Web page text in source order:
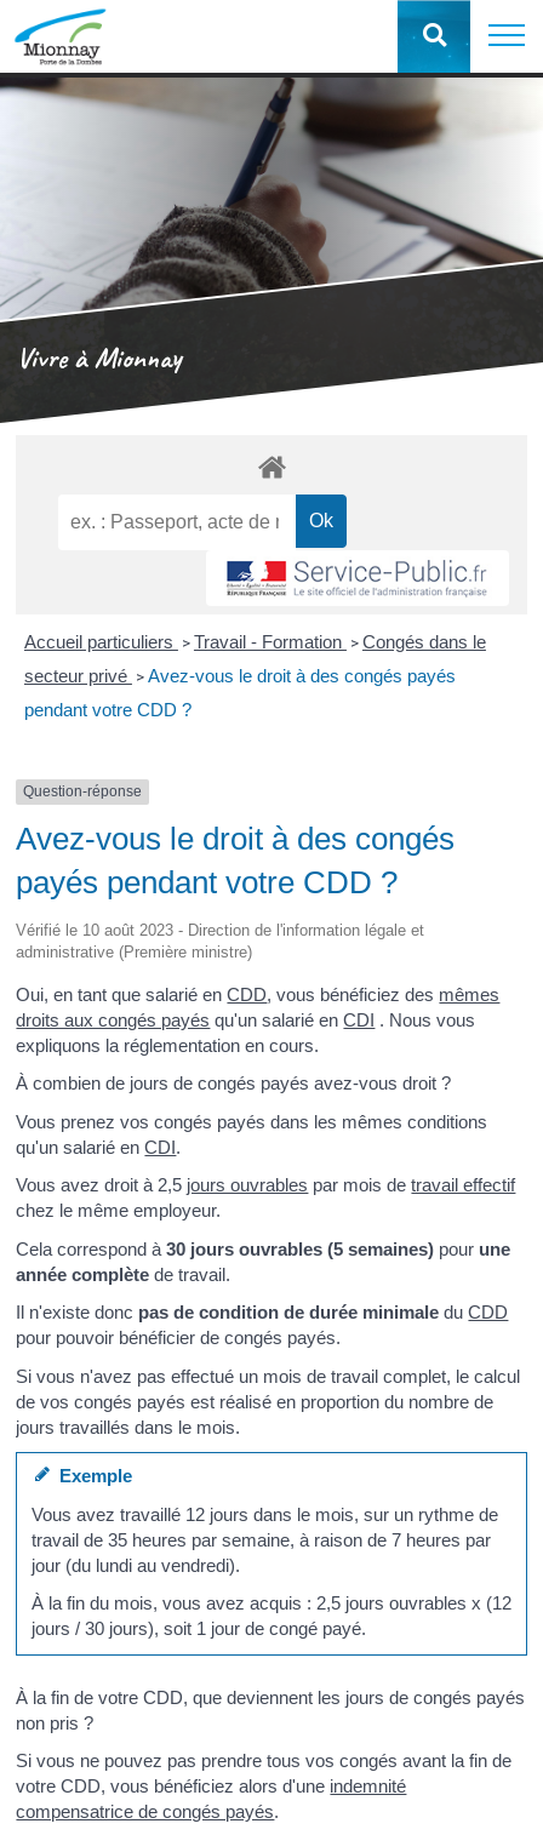
Vivre à Mionnay
Accueil particuliers > Travail - Formation > Congés dans le
secteur privé > Avez-vous le droit à des congés payés
pendant votre CDD ?
Question-réponse
Avez-vous le droit à des congés
payés pendant votre CDD ?
Vérifié le 10 août 2023 - Direction de l'information légale et
administrative (Première ministre)
Oui, en tant que salarié enCDD, vous bénéficiez des mêmes
droits aux congés payés qu'un salarié enCDI . Nous vous
expliquons la réglementation en cours.
À combien de jours de congés payés avez-vous droit ?
Vous prenez vos congés payés dans les mêmes conditions
qu'un salarié enCDI.
Vous avez droit à 2,5 jours ouvrables par mois detravail effectif
chez le même employeur.
Cela correspond à30 jours ouvrables (5 semaines) pour une
année complète de travail.
Il n'existe donc pas de condition de durée minimale duCDD
pour pouvoir bénéficier de congés payés.
Si vous n'avez pas effectué un mois de travail complet, le calcul
de vos congés payés est réalisé en proportion du nombre de
jours travaillés dans le mois.
Exemple
Vous avez travaillé 12 jours dans le mois, sur un rythme de
travail de 35 heures par semaine, à raison de 7 heures par
jour (du lundi au vendredi).
À la fin du mois, vous avez acquis : 2,5 jours ouvrables x (12
jours / 30 jours), soit 1 jour de congé payé.
À la fin de votre CDD, que deviennent les jours de congés payés
non pris ?
Si vous ne pouvez pas prendre tous vos congés avant la fin de
votre CDD, vous bénéficiez alors d'une indemnité
compensatrice de congés payés.